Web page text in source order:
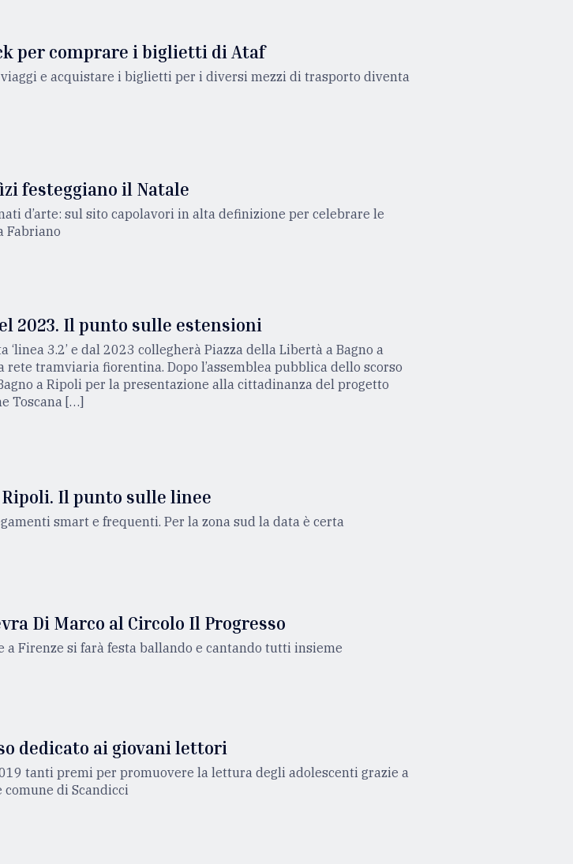
per comprare i biglietti di Ataf
e acquistare i biglietti per i diversi mezzi di trasporto diventa
festeggiano il Natale
d’arte: sul sito capolavori in alta definizione per celebrare le
Fabriano
2023. Il punto sulle estensioni
3.2’ e dal 2023 collegherà Piazza della Libertà a Bagno a
tramviaria fiorentina. Dopo l’assemblea pubblica dello scorso
a Ripoli per la presentazione alla cittadinanza del progetto
Toscana […]
Ripoli. Il punto sulle linee
smart e frequenti. Per la zona sud la data è certa
Di Marco al Circolo Il Progresso
Firenze si farà festa ballando e cantando tutti insieme
dedicato ai giovani lettori
tanti premi per promuovere la lettura degli adolescenti grazie a
comune di Scandicci